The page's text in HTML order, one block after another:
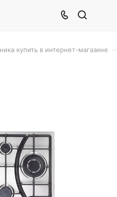
купить в интернет-магазине